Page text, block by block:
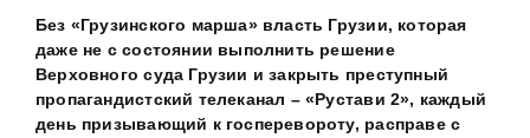
Без «Грузинского марша» власть Грузии, которая
даже не с состоянии выполнить решение
Верховного суда Грузии и закрыть преступный
пропагандистский телеканал –«Рустави 2», каждый
день призывающий к госперевороту, расправе с